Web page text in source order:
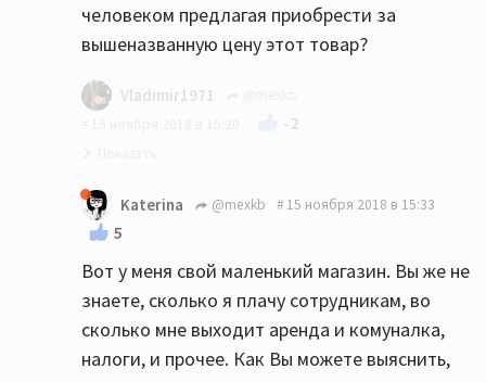
человеком предлагая приобрести за
вышеназванную цену этот товар?
Vladimir1971
-2
ваша позиция мне ясна, все ваши ответы
направленны на забалтывание и отвлечение
внимания от конкретно заданного вопроса в
котором никакого подвоха нет, и на который
вполне можно ответить прямо, правда мой
вопрос адресован не вам и мне не очень
понятно почему именно вы встаете в
Katerina @mexkb 15 ноября 2018 в 15:33
5
Вот у меня свой маленький магазин. Вы же не
знаете, сколько я плачу сотрудникам, во
сколько мне выходит аренда и комуналка,
налоги, и прочее. Как Вы можете выяснить,